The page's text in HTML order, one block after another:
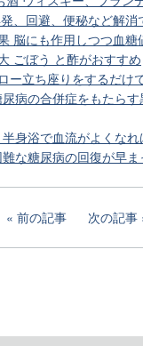
、回避、便秘など解消
脳にも作用しつつ血糖
ごぼう と酢がおすすめ
ー立ち座りをするだけ
病の合併症をもたら
身浴で血流がよくな
な糖尿病の回復が早ま
前の記事 次の記事